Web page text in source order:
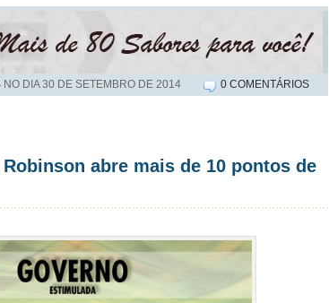
NO DIA30 DE SETEMBRO DE 2014 0 COMENTÁRIOS
abre mais de 10 pontos de